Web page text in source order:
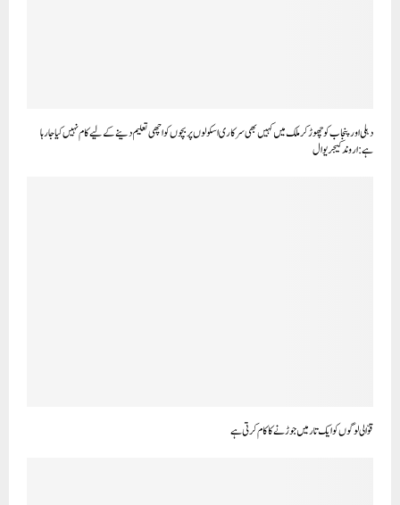
دہلی اور پنجاب کو چھوڑ کر ملک میں کہیں بھی سرکاری اسکولوں پر بچوں کو اچھی تعلیم دینے کے لیے کام نہیں کیا جا رہا
ہے: اروند کیجریوال
قوّالی لوگوں کو ایک تار میں جوڑنے کا کام کرتی ہے